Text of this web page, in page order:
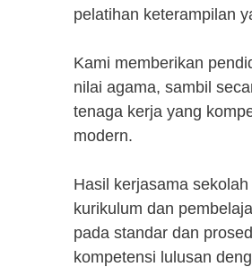
pelatihan keterampilan
Kami memberikan
nilai agama, sambil
tenaga kerja yang
modern.
Hasil kerjasama
kurikulum dan
pada standar dan
kompetensi lulusan